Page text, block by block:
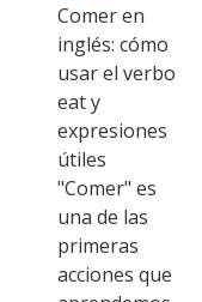
Comer en
inglés: cómo
usar el verbo
eat y
expresiones
útiles
"Comer" es
una de las
primeras
acciones que